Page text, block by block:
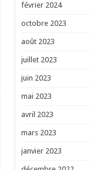
février 2024
octobre 2023
août 2023
juillet 2023
juin 2023
mai 2023
avril 2023
mars 2023
janvier 2023